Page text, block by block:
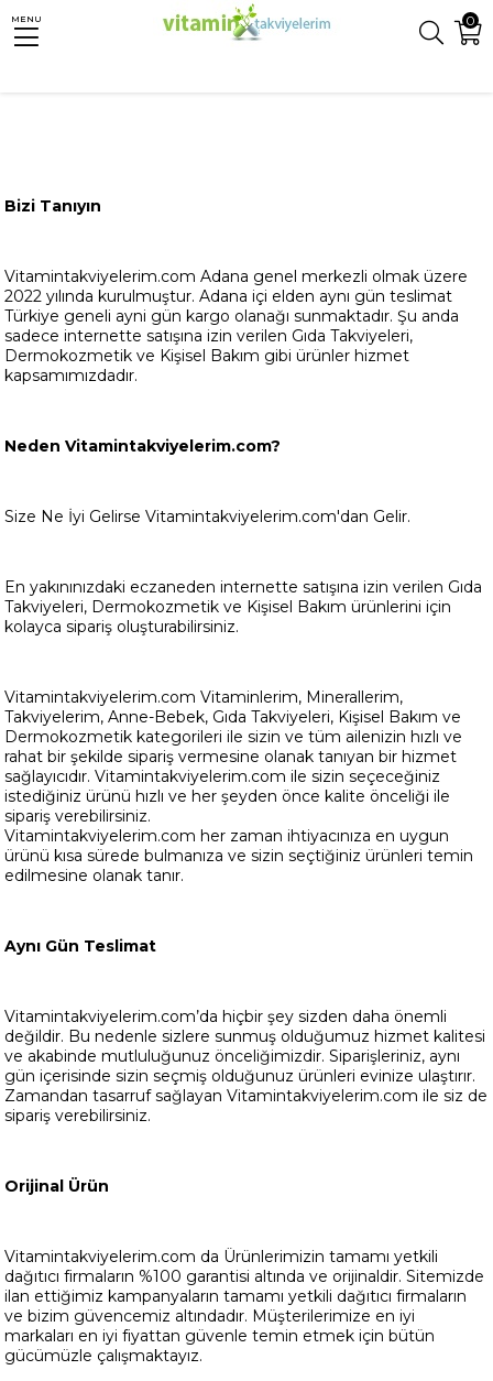
0
MENU
Bizi Tanıyın
Vitamintakviyelerim.com Adana genel merkezli olmak üzere
2022 yılında kurulmuştur. Adana içi elden aynı gün teslimat
Türkiye geneli ayni gün kargo olanağı sunmaktadır. Şu anda
sadece internette satışına izin verilen Gıda Takviyeleri,
Dermokozmetik ve Kişisel Bakım gibi ürünler hizmet
kapsamımızdadır.
Neden Vitamintakviyelerim.com?
Size Ne İyi Gelirse Vitamintakviyelerim.com'dan Gelir.
En yakınınızdaki eczaneden internette satışına izin verilen Gıda
Takviyeleri, Dermokozmetik ve Kişisel Bakım ürünlerini için
kolayca sipariş oluşturabilirsiniz.
Vitamintakviyelerim.com Vitaminlerim, Minerallerim,
Takviyelerim, Anne-Bebek, Gıda Takviyeleri, Kişisel Bakım ve
Dermokozmetik kategorileri ile sizin ve tüm ailenizin hızlı ve
rahat bir şekilde sipariş vermesine olanak tanıyan bir hizmet
sağlayıcıdır. Vitamintakviyelerim.com ile sizin seçeceğiniz
istediğiniz ürünü hızlı ve her şeyden önce kalite önceliği ile
sipariş verebilirsiniz.
Vitamintakviyelerim.com her zaman ihtiyacınıza en uygun
ürünü kısa sürede bulmanıza ve sizin seçtiğiniz ürünleri temin
edilmesine olanak tanır.
Aynı Gün Teslimat
Vitamintakviyelerim.com’da hiçbir şey sizden daha önemli
değildir. Bu nedenle sizlere sunmuş olduğumuz hizmet kalitesi
ve akabinde mutluluğunuz önceliğimizdir. Siparişleriniz, aynı
gün içerisinde sizin seçmiş olduğunuz ürünleri evinize ulaştırır.
Zamandan tasarruf sağlayan Vitamintakviyelerim.com ile siz de
sipariş verebilirsiniz.
Orijinal Ürün
Vitamintakviyelerim.com da Ürünlerimizin tamamı yetkili
dağıtıcı firmaların %100 garantisi altında ve orijinaldir. Sitemizde
ilan ettiğimiz kampanyaların tamamı yetkili dağıtıcı firmaların
ve bizim güvencemiz altındadır. Müşterilerimize en iyi
markaları en iyi fiyattan güvenle temin etmek için bütün
gücümüzle çalışmaktayız.